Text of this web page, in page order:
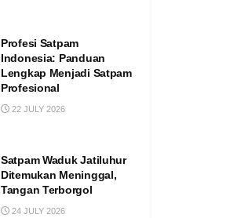
Profesi Satpam
Indonesia: Panduan
Lengkap Menjadi Satpam
Profesional
22 JULY 2026
Satpam Waduk Jatiluhur
Ditemukan Meninggal,
Tangan Terborgol
24 JULY 2026